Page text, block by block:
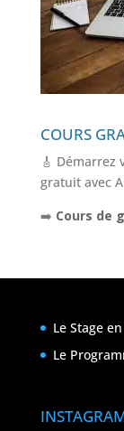
COURS
🎸 Démarrez
gratuit avec
➡️ Cours de
Le Stage
Le